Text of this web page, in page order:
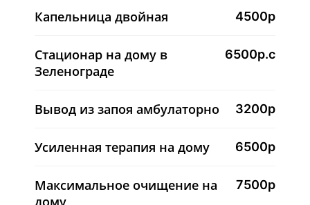
Капельница двойная 4500р
Стационар на дому в
Зеленограде
6500р.с
Вывод из запоя амбулаторно 3200р
Усиленная терапия на дому 6500р
Максимальное очищение на
дому
7500р